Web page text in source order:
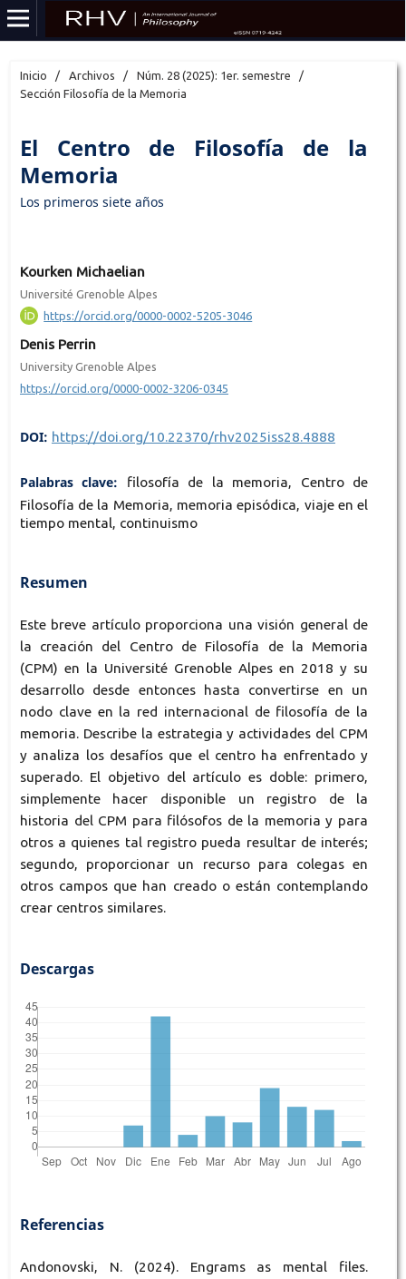
Inicio / Archivos / Núm. 28 (2025): 1er. semestre
/
Sección Filosofía de la Memoria
El Centro de Filosofía de la
Memoria
Los primeros siete años
Kourken Michaelian
Université Grenoble Alpes
https://orcid.org/0000-0002-5205-3046
Denis Perrin
University Grenoble Alpes
https://orcid.org/0000-0002-3206-0345
DOI: https://doi.org/10.22370/rhv2025iss28.4888
Palabras clave:
filosofía de la memoria, Centro de
Filosofía de la Memoria, memoria episódica, viaje en el
tiempo mental, continuismo
Resumen
Este breve artículo proporciona una visión general de
la creación del Centro de Filosofía de la Memoria
(CPM) en la Université Grenoble Alpes en 2018 y su
desarrollo desde entonces hasta convertirse en un
nodo clave en la red internacional de filosofía de la
memoria. Describe la estrategia y actividades del CPM
y analiza los desafíos que el centro ha enfrentado y
superado. El objetivo del artículo es doble: primero,
simplemente hacer disponible un registro de la
historia del CPM para filósofos de la memoria y para
otros a quienes tal registro pueda resultar de interés;
segundo, proporcionar un recurso para colegas en
otros campos que han creado o están contemplando
crear centros similares.
Descargas
Referencias
Andonovski, N. (2024). Engrams as mental files.